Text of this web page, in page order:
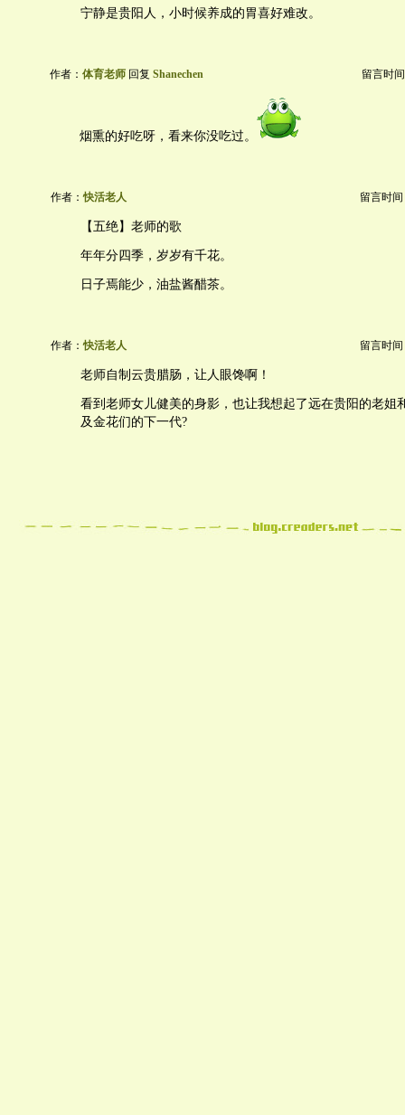
宁静是贵阳人，小时候养成的胃喜好难改。
作者： 体育老师 回复 Shanechen 留言时
烟熏的好吃呀，看来你没吃过。
作者：快活老人 留言时间
【五绝】老师的歌
年年分四季，岁岁有千花。
日子焉能少，油盐酱醋茶。
作者：快活老人 留言时间
老师自制云贵腊肠，让人眼馋啊！
看到老师女儿健美的身影，也让我想起了远在贵阳的老姐
及金花们的下一代?